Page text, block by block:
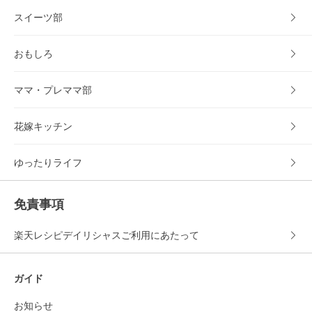
スイーツ部
おもしろ
ママ・プレママ部
花嫁キッチン
ゆったりライフ
免責事項
楽天レシピデイリシャスご利用にあたって
ガイド
お知らせ